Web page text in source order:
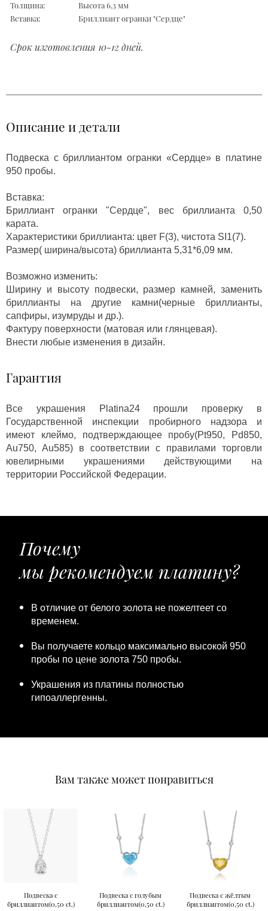
Толщина:
Высота 6,3 мм
Вставка:
Бриллиант огранки "Сердце"
Срок изготовления 10-12 дней.
Описание и детали
Подвеска с бриллиантом огранки «Сердце» в платине
950 пробы.
Вставка:
Бриллиант огранки "Сердце", вес бриллианта 0,50
карата.
Характеристики бриллианта: цвет F(3), чистота SI1(7).
Размер( ширина/высота) бриллианта 5,31*6,09 мм.
Возможно изменить:
Ширину и высоту подвески, размер камней, заменить
бриллианты на другие камни(черные бриллианты,
сапфиры, изумруды и др.).
Фактуру поверхности (матовая или глянцевая).
Внести любые изменения в дизайн.
Гарантия
Все украшения Platina24 прошли проверку в
Государственной инспекции пробирного надзора и
имеют клеймо, подтверждающее пробу(Pt950, Pd850,
Au750, Au585) в соответствии с правилами торговли
ювелирными украшениями действующими на
территории Российской Федерации.
Почему
мы рекомендуем платину?
В отличие от белого золота не пожелтеет со
временем.
Вы получаете кольцо максимально высокой 950
пробы по цене золота 750 пробы.
Украшения из платины полностью
гипоаллергенны.
Вам также может понравиться
Подвеска с
бриллиантом(0,50 ct.)
Подвеска с голубым
бриллиантом(0,50 ct.)
Подвеска с жёлтым
бриллиантом(0,50 ct.)